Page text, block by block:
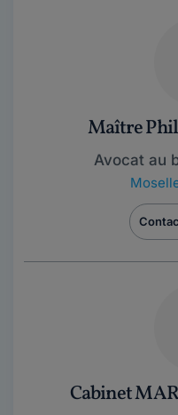
Maître
Avocat au
Cabinet